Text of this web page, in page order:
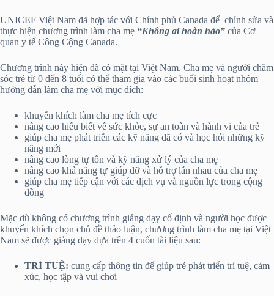
UNICEF Việt Nam đã hợp tác với Chính phủ Canada để chỉnh sửa và
thực hiện chương trình làm cha mẹ “Không ai hoàn hảo” của Cơ
quan y tế Công Cộng Canada.
Chương trình này hiện đã có mặt tại Việt Nam. Cha mẹ và người chăm
sóc trẻ từ 0 đến 8 tuổi có thể tham gia vào các buổi sinh hoạt nhóm
hướng dẫn làm cha mẹ với mục đích:
khuyến khích làm cha mẹ tích cực
nâng cao hiểu biết về sức khỏe, sự an toàn và hành vi của trẻ
giúp cha mẹ phát triển các kỹ năng đã có và học hỏi những kỹ
năng mới
nâng cao lòng tự tôn và kỹ năng xử lý của cha mẹ
nâng cao khả năng tự giúp đỡ và hỗ trợ lẫn nhau của cha mẹ
giúp cha mẹ tiếp cận với các dịch vụ và nguồn lực trong cộng
đồng
Mặc dù không có chương trình giảng dạy cố định và người học được
khuyến khích chọn chủ đề thảo luận, chương trình làm cha mẹ tại Việt
Nam sẽ được giảng dạy dựa trên 4 cuốn tài liệu sau:
TRÍ TUỆ: cung cấp thông tin để giúp trẻ phát triển trí tuệ, cảm
xúc, học tập và vui chơi